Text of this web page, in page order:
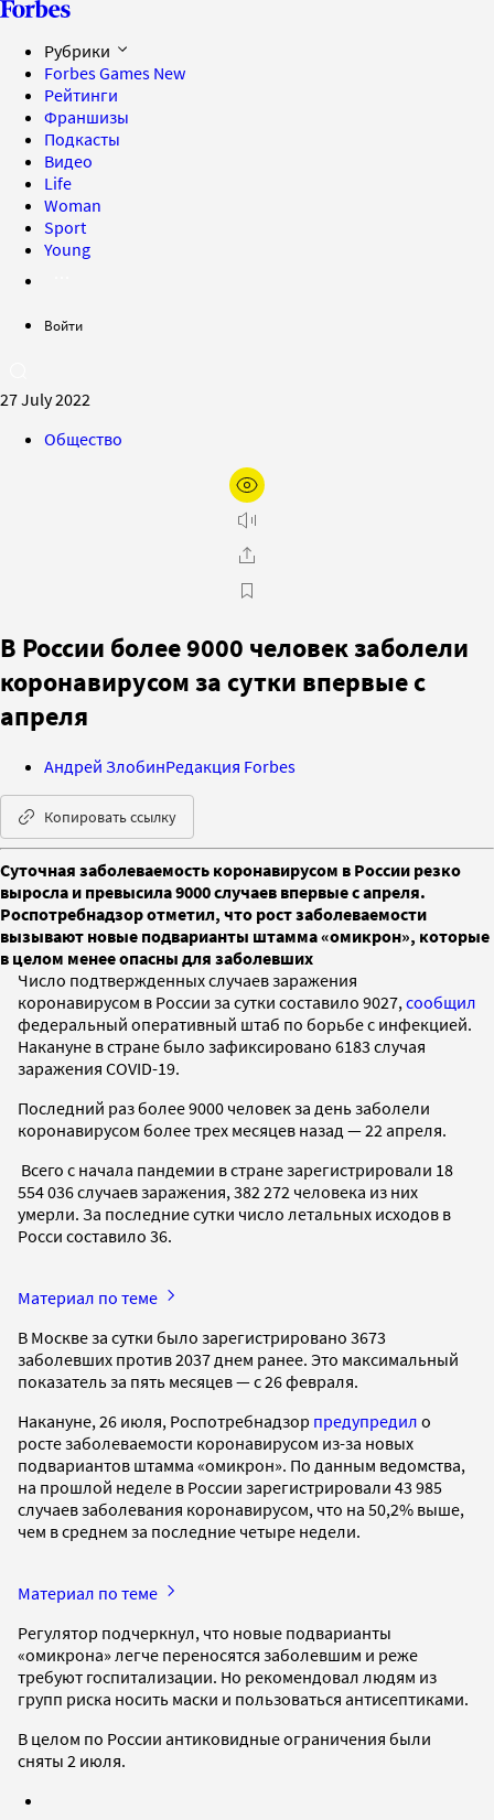
Рубрики
Forbes Games New
Рейтинги
Франшизы
Подкасты
Видео
Life
Woman
Sport
Young
Войти
27 July 2022
Общество
В России более 9000 человек заболели
коронавирусом за сутки впервые с
апреля
Андрей ЗлобинРедакция Forbes
Копировать ссылку
Суточная заболеваемость коронавирусом в России резко
выросла и превысила 9000 случаев впервые с апреля.
Роспотребнадзор отметил, что рост заболеваемости
вызывают новые подварианты штамма «омикрон», которые
в целом менее опасны для заболевших
Число подтвержденных случаев заражения
коронавирусом в России за сутки составило 9027, сообщил
федеральный оперативный штаб по борьбе с инфекцией.
Накануне в стране было зафиксировано 6183 случая
заражения COVID-19.
Последний раз более 9000 человек за день заболели
коронавирусом более трех месяцев назад — 22 апреля.
Всего с начала пандемии в стране зарегистрировали 18
554 036 случаев заражения, 382 272 человека из них
умерли. За последние сутки число летальных исходов в
Росси составило 36.
Материал по теме
В Москве за сутки было зарегистрировано 3673
заболевших против 2037 днем ранее. Это максимальный
показатель за пять месяцев — с 26 февраля.
Накануне, 26 июля, Роспотребнадзор предупредил о
росте заболеваемости коронавирусом из-за новых
подвариантов штамма «омикрон». По данным ведомства,
на прошлой неделе в России зарегистрировали 43 985
случаев заболевания коронавирусом, что на 50,2% выше,
чем в среднем за последние четыре недели.
Материал по теме
Регулятор подчеркнул, что новые подварианты
«омикрона» легче переносятся заболевшим и реже
требуют госпитализации. Но рекомендовал людям из
групп риска носить маски и пользоваться антисептиками.
В целом по России антиковидные ограничения были
сняты 2 июля.